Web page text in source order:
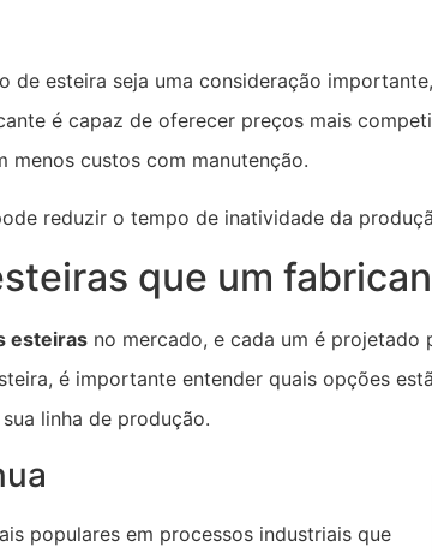
de esteira seja uma consideração
é capaz de oferecer preços mais
menos custos com manutenção.
reduzir o tempo de inatividade da
que um
esteiras no mercado, e cada um é
é importante entender quais opções
linha de produção.
populares em processos industriais que